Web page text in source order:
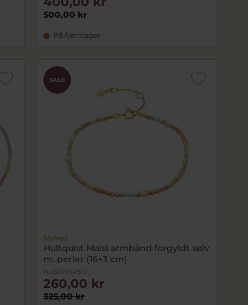
500,00 kr
På fjernlager
SALE
Nyhed
Hultquist Maisi armbånd forgyldt sølv
m. perler (16+3 cm)
huS08678G
325,00 kr
260,00 kr